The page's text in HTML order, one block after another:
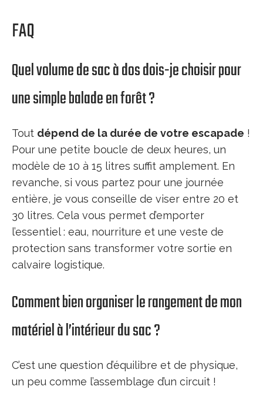
FAQ
Quel volume de sac à dos dois-je choisir pour
une simple balade en forêt ?
Tout dépend de la durée de votre escapade !
Pour une petite boucle de deux heures, un
modèle de 10 à 15 litres suffit amplement. En
revanche, si vous partez pour une journée
entière, je vous conseille de viser entre 20 et
30 litres. Cela vous permet d’emporter
l’essentiel : eau, nourriture et une veste de
protection sans transformer votre sortie en
calvaire logistique.
Comment bien organiser le rangement de mon
matériel à l’intérieur du sac ?
C’est une question d’équilibre et de physique,
un peu comme l’assemblage d’un circuit !